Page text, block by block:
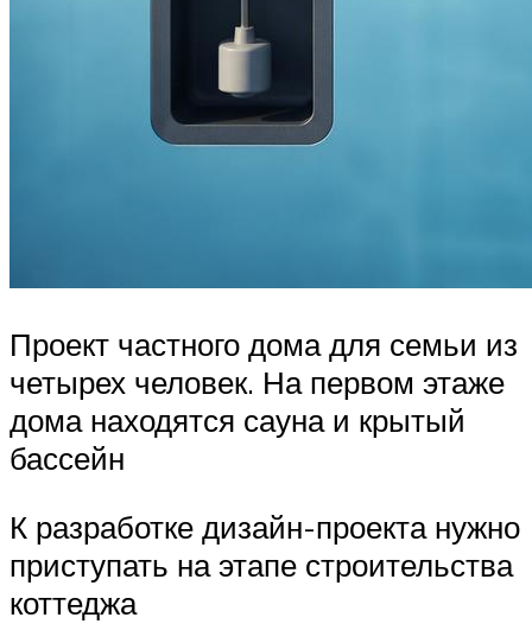
Проект частного дома для семьи из
четырех человек. На первом этаже
дома находятся сауна и крытый
бассейн
К разработке дизайн-проекта нужно
приступать на этапе строительства
коттеджа